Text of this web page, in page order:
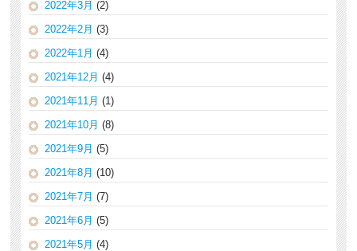
2022年3月 (2)
2022年2月 (3)
2022年1月 (4)
2021年12月 (4)
2021年11月 (1)
2021年10月 (8)
2021年9月 (5)
2021年8月 (10)
2021年7月 (7)
2021年6月 (5)
2021年5月 (4)